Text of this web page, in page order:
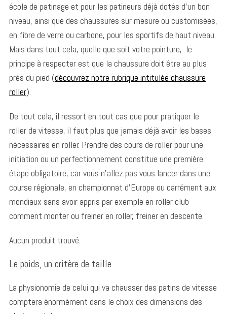
école de patinage et pour les patineurs déjà dotés d’un bon
niveau, ainsi que des chaussures sur mesure ou customisées,
en fibre de verre ou carbone, pour les sportifs de haut niveau.
Mais dans tout cela, quelle que soit votre pointure, le
principe à respecter est que la chaussure doit être au plus
près du pied (découvrez notre rubrique intitulée chaussure
roller).
De tout cela, il ressort en tout cas que pour pratiquer le
roller de vitesse, il faut plus que jamais déjà avoir les bases
nécessaires en roller. Prendre des cours de roller pour une
initiation ou un perfectionnement constitue une première
étape obligatoire, car vous n’allez pas vous lancer dans une
course régionale, en championnat d’Europe ou carrément aux
mondiaux sans avoir appris par exemple en roller club
comment monter ou freiner en roller, freiner en descente.
Aucun produit trouvé.
Le poids, un critère de taille
La physionomie de celui qui va chausser des patins de vitesse
comptera énormément dans le choix des dimensions des
e
a
r
o
: